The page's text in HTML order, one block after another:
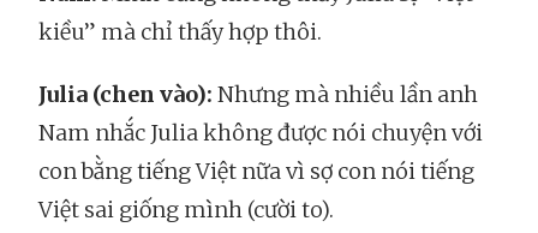
kiều” mà chỉ thấy hợp thôi.
Julia (chen vào): Nhưng mà nhiều lần anh
Nam nhắc Julia không được nói chuyện với
con bằng tiếng Việt nữa vì sợ con nói tiếng
Việt sai giống mình (cười to).